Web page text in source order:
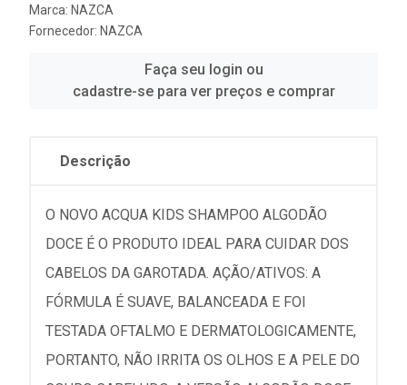
Marca: NAZCA
Fornecedor: NAZCA
Faça seu login ou
cadastre-se para ver preços e comprar
Descrição
O NOVO ACQUA KIDS SHAMPOO ALGODÃO
DOCE É O PRODUTO IDEAL PARA CUIDAR DOS
CABELOS DA GAROTADA. AÇÃO/ATIVOS: A
FÓRMULA É SUAVE, BALANCEADA E FOI
TESTADA OFTALMO E DERMATOLOGICAMENTE,
PORTANTO, NÃO IRRITA OS OLHOS E A PELE DO